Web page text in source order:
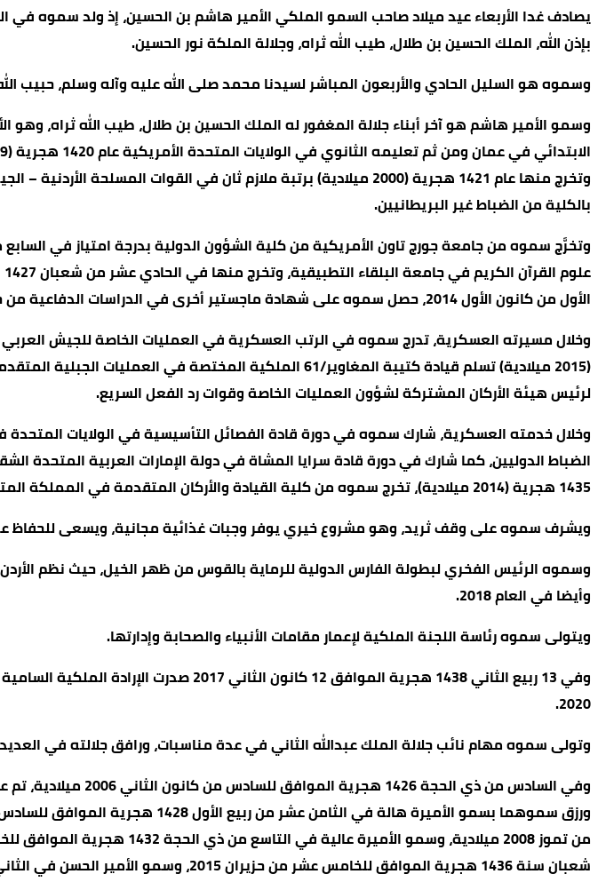
بإذن الله، الملك الحسين بن طلال، طيب الله ثراه، وجلالة الملكة نور الحسين.
وسموه هو السليل الحادي والأربعون المباشر لسيدنا محمد صلى الله عليه وآله وسلم، حبيب
وسمو الأمير هاشم هو آخر أبناء جلالة المغفور له الملك الحسين بن طلال، طيب الله ثراه، وهو
وتخرج منها عام 1421 هجرية (2000 ميلادية) برتبة ملازم ثان في
بالكلية من الضباط غير البريطانيين.
الأول من كانون الأول 2014، حصل سموه على شهادة ماجستير أخرى في الدراسات الدفاعية من جامعة “كينغز كوليج لندن” في المملكة المتحدة.
(2015 ميلادية) تسلم قيادة كتيبة المغاوير/61 الملكية
لرئيس هيئة الأركان المشتركة لشؤون العمليات الخاصة وقوات رد الفعل السريع.
1435 هجرية (2014 ميلادية)، تخرج سموه من كلية القيادة والأركان المتقدمة في المملكة المتحدة.
ويشرف سموه على وقف ثريد، وهو مشروع خيري يوفر وجبات غذائية مجانية، ويسعى للحفاظ
وأيضا في العام 2018.
ويتولى سموه رئاسة اللجنة الملكية لإعمار مقامات الأنبياء والصحابة وإدارتها.
2020.
وتولى سموه مهام نائب جلالة الملك عبدالله الثاني في عدة مناسبات، ورافق جلالته في
وفي السادس من ذي
شعبان سنة 1436 هجرية الموافق للخامس عشر من حزيران 2015، وسمو الأمير الحسن في الثاني والعشرين من شهر صفر سنة 1441 هجرية الموافق للواحد والعشرين من تشرين الأول 2019.